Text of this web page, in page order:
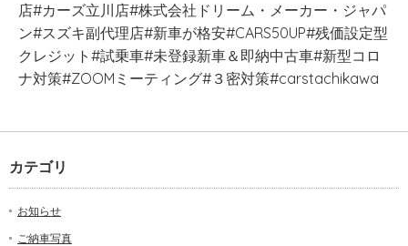
店#カーズ立川店#株式会社ドリーム・メーカー・ジャパ
ン#スズキ副代理店#新車が格安#CARS50UP#残価設定型
クレジット#試乗車#未登録新車＆即納中古車#新型コロ
ナ対策#ZOOMミーティング#３密対策#carstachikawa
カテゴリ
お知らせ
ご納車写真